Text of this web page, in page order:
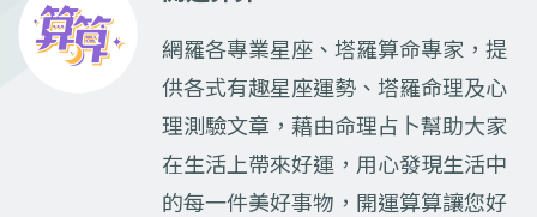
網羅各專業星座、塔羅算命專家，提
供各式有趣星座運勢、塔羅命理及心
理測驗文章，藉由命理占卜幫助大家
在生活上帶來好運，用心發現生活中
的每一件美好事物，開運算算讓您好